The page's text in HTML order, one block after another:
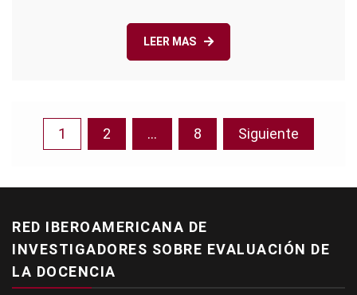
LEER MAS
Paginación
entradas
1 2 … 8 Siguiente
RED IBEROAMERICANA DE
INVESTIGADORES SOBRE EVALUACIÓN DE
LA DOCENCIA